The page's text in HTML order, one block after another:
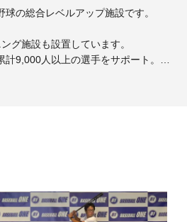
の総合レベルアップ施設です。
グ施設も設置しています。
9,000人以上の選手をサポート。